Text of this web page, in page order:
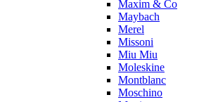
Maxim & Co
Maybach
Merel
Missoni
Miu Miu
Moleskine
Montblanc
Moschino